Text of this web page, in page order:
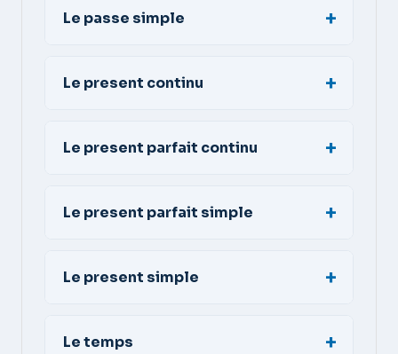
Le passe simple
Le present continu
Le present parfait continu
Le present parfait simple
Le present simple
Le temps